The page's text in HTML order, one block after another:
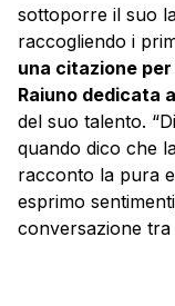
sottoporre il suo
raccogliendo i
una citazione
Raiuno dedicata
del suo talento.
quando dico che
racconto la pura
esprimo
conversazione tra